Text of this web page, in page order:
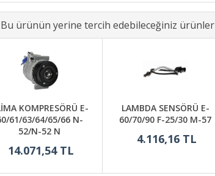
Bu ürünün yerine tercih edebileceğiniz ürünler
KOMPRESÖRÜ E-
61/63/64/65/66 N-
52/N-52 N
14.071,54 TL
LAMBDA SENSÖRÜ E-
60/70/90 F-25/30 M-57
4.116,16 TL